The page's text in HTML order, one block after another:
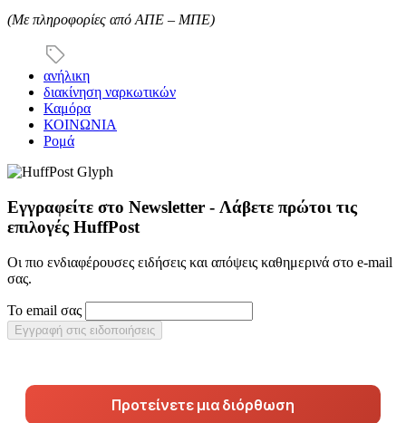
(Με πληροφορίες από ΑΠΕ – ΜΠΕ)
ανήλικη
διακίνηση ναρκωτικών
Καμόρα
ΚΟΙΝΩΝΙΑ
Ρομά
Εγγραφείτε στο Newsletter - Λάβετε πρώτοι τις
επιλογές HuffPost
Οι πιο ενδιαφέρουσες ειδήσεις και απόψεις καθημερινά στο e-mail
σας.
Το email σας
Εγγραφή στις ειδοποιήσεις
Προτείνετε μια διόρθωση